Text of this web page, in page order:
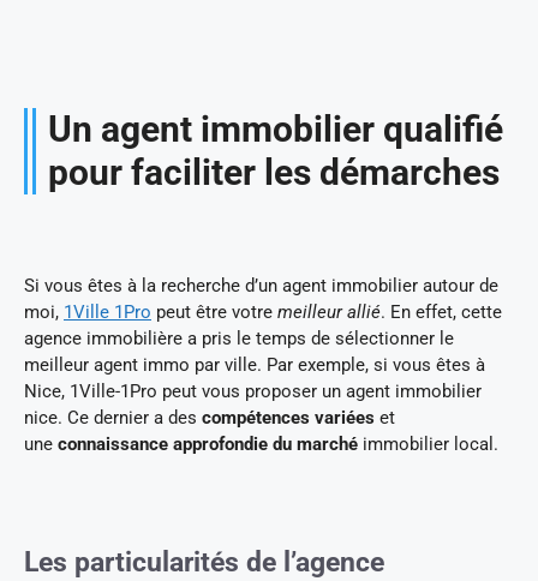
Un agent immobilier qualifié
pour faciliter les démarches
Si vous êtes à la recherche d’un agent immobilier autour de
moi, 1Ville 1Pro peut être votre meilleur allié. En effet, cette
agence immobilière a pris le temps de sélectionner le
meilleur agent immo par ville. Par exemple, si vous êtes à
Nice, 1Ville-1Pro peut vous proposer un agent immobilier
nice. Ce dernier a des compétences variées et
une connaissance approfondie du marché immobilier local.
Les particularités de l’agence